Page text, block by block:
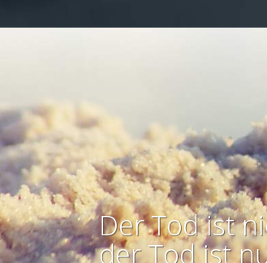
Der Tod ist
der Tod ist